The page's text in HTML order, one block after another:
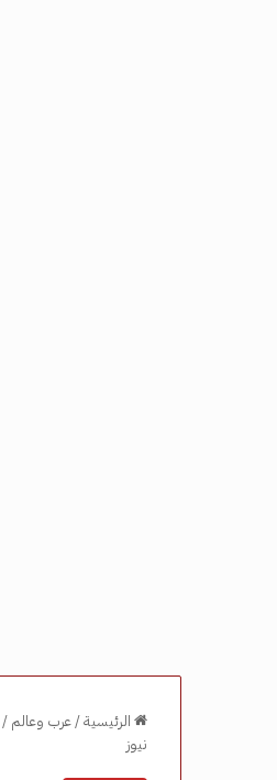
الرئيسية/عرب وعالم /
نيوز